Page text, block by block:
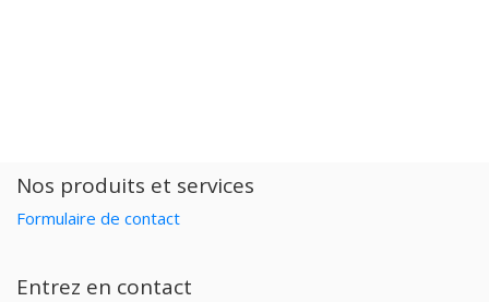
Nos produits et services
Formulaire de contact
Entrez en contact